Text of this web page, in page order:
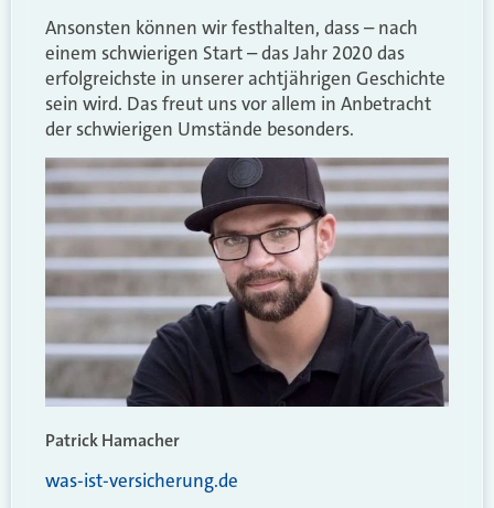
Ansonsten können wir festhalten, dass – nach
einem schwierigen Start – das Jahr 2020 das
erfolgreichste in unserer achtjährigen Geschichte
sein wird. Das freut uns vor allem in Anbetracht
der schwierigen Umstände besonders.
Patrick Hamacher
was-ist-versicherung.de